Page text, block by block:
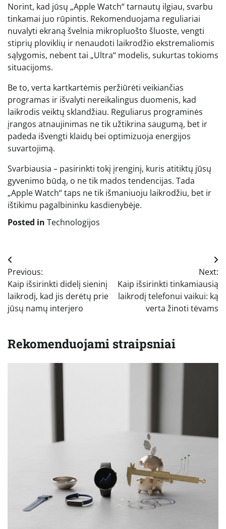
Norint, kad jūsų „Apple Watch“ tarnautų ilgiau, svarbu
tinkamai juo rūpintis. Rekomenduojama reguliariai
nuvalyti ekraną švelnia mikropluošto šluoste, vengti
stiprių ploviklių ir nenaudoti laikrodžio ekstremaliomis
sąlygomis, nebent tai „Ultra“ modelis, sukurtas tokioms
situacijoms.
Be to, verta kartkartėmis peržiūrėti veikiančias
programas ir išvalyti nereikalingus duomenis, kad
laikrodis veiktų sklandžiau. Reguliarus programinės
įrangos atnaujinimas ne tik užtikrina saugumą, bet ir
padeda išvengti klaidų bei optimizuoja energijos
suvartojimą.
Svarbiausia – pasirinkti tokį įrenginį, kuris atitiktų jūsų
gyvenimo būdą, o ne tik mados tendencijas. Tada
„Apple Watch“ taps ne tik išmaniuoju laikrodžiu, bet ir
ištikimu pagalbininku kasdienybėje.
Posted in Technologijos
Navigacija
tarp
įrašų
Previous:
Kaip išsirinkti didelį sieninį
laikrodį, kad jis derėtų prie
jūsų namų interjero
Next:
Kaip išsirinkti tinkamiausią
laikrodį telefonui vaikui: ką
verta žinoti tėvams
Rekomenduojami straipsniai